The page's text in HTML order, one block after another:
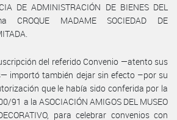
DE ADMINISTRACIÓN DE BIENES DEL
MADAME SOCIEDAD DE
del referido Convenio —atento sus
importó también dejar sin efecto –por su
que le había sido conferida por la
91 a la ASOCIACIÓN AMIGOS DEL MUSEO
para celebrar convenios con